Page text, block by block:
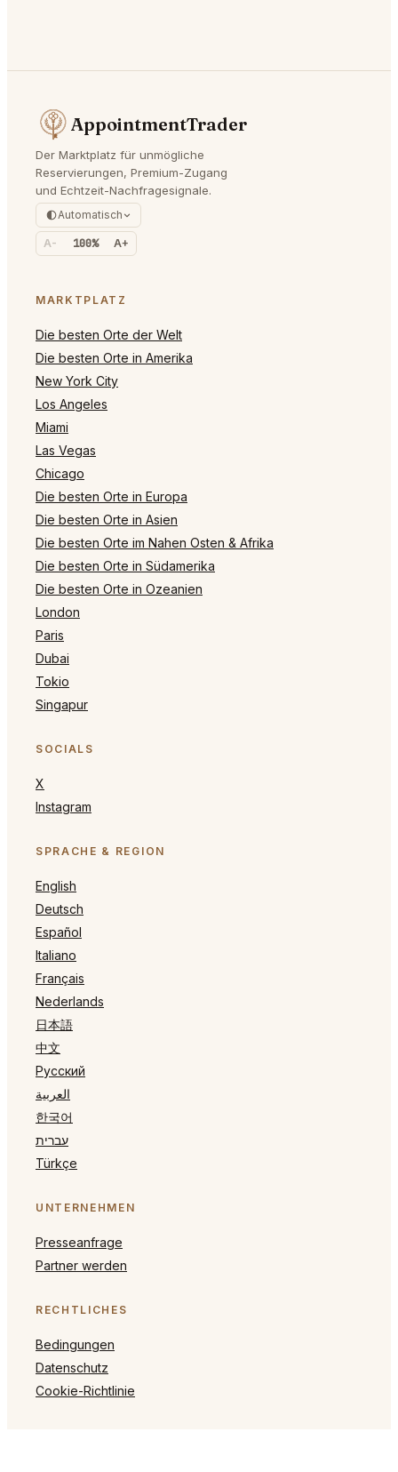
AppointmentTrader
Der Marktplatz für unmögliche
Reservierungen, Premium-Zugang
und Echtzeit-Nachfragesignale.
Automatisch
A- 100% A+
MARKTPLATZ
Die besten Orte der Welt
Die besten Orte in Amerika
New York City
Los Angeles
Miami
Las Vegas
Chicago
Die besten Orte in Europa
Die besten Orte in Asien
Die besten Orte im Nahen Osten & Afrika
Die besten Orte in Südamerika
Die besten Orte in Ozeanien
London
Paris
Dubai
Tokio
Singapur
SOCIALS
X
Instagram
SPRACHE & REGION
English
Deutsch
Español
Italiano
Français
Nederlands
日本語
中文
Русский
العربية
한국어
עברית
Türkçe
UNTERNEHMEN
Presseanfrage
Partner werden
RECHTLICHES
Bedingungen
Datenschutz
Cookie-Richtlinie